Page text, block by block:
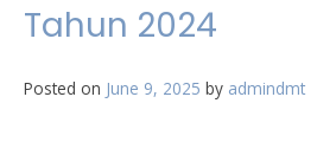
Tahun 2024
Posted on June 9, 2025 by admindmt